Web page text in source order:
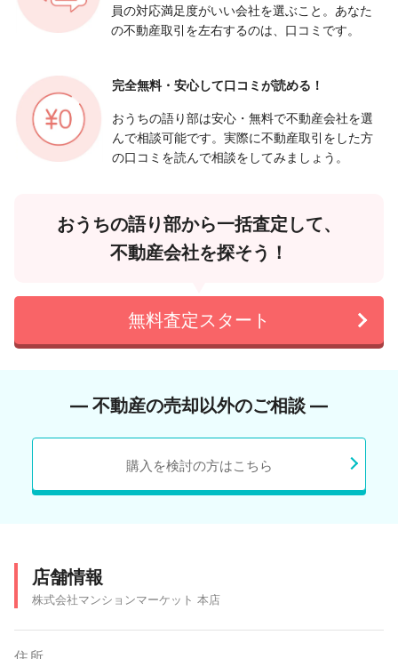
員の対応満足度がいい会社を選ぶこと。あなた
の不動産取引を左右するのは、口コミです。
完全無料・安心して口コミが読める！
おうちの語り部は安心・無料で不動産会社を選
んで相談可能です。実際に不動産取引をした方
の口コミを読んで相談をしてみましょう。
おうちの語り部から一括査定して、
不動産会社を探そう！
無料査定スタート
― 不動産の売却以外のご相談 ―
購入を検討の方はこちら
店舗情報
株式会社マンションマーケット 本店